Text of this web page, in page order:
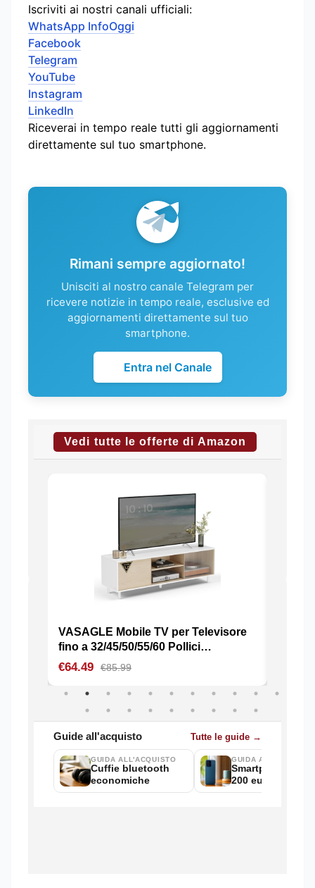
Iscriviti ai nostri canali ufficiali:
WhatsApp InfoOggi
Facebook
Telegram
YouTube
Instagram
LinkedIn
Riceverai in tempo reale tutti gli aggiornamenti
direttamente sul tuo smartphone.
Rimani sempre aggiornato!
Unisciti al nostro canale Telegram per
ricevere notizie in tempo reale, esclusive ed
aggiornamenti direttamente sul tuo
smartphone.
Entra nel Canale